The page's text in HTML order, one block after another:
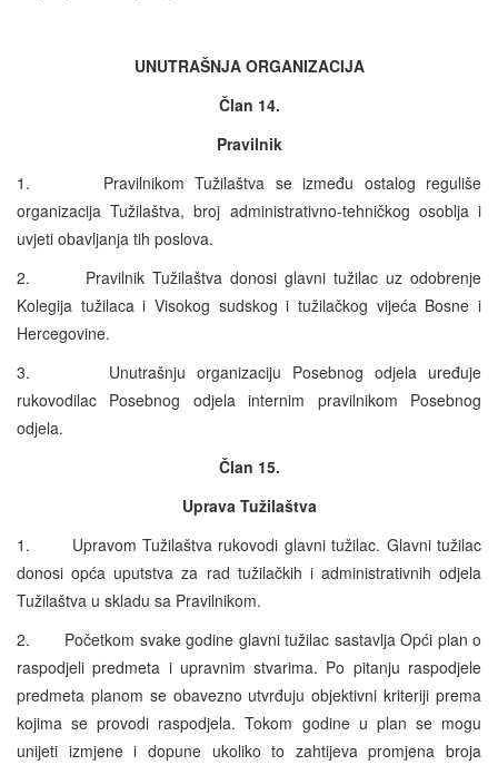
UNUTRAŠNJA ORGANIZACIJA
Član 14.
Pravilnik
1. Pravilnikom Tužilaštva se između ostalog reguliše
organizacija Tužilaštva, broj administrativno-tehničkog osoblja i
uvjeti obavljanja tih poslova.
2. Pravilnik Tužilaštva donosi glavni tužilac uz odobrenje
Kolegija tužilaca i Visokog sudskog i tužilačkog vijeća Bosne i
Hercegovine.
3. Unutrašnju organizaciju Posebnog odjela uređuje
rukovodilac Posebnog odjela internim pravilnikom Posebnog
odjela.
Član 15.
Uprava Tužilaštva
1. Upravom Tužilaštva rukovodi glavni tužilac. Glavni tužilac
donosi opća uputstva za rad tužilačkih i administrativnih odjela
Tužilaštva u skladu sa Pravilnikom.
2. Početkom svake godine glavni tužilac sastavlja Opći plan o
raspodjeli predmeta i upravnim stvarima. Po pitanju raspodjele
predmeta planom se obavezno utvrđuju objektivni kriteriji prema
kojima se provodi raspodjela. Tokom godine u plan se mogu
unijeti izmjene i dopune ukoliko to zahtijeva promjena broja